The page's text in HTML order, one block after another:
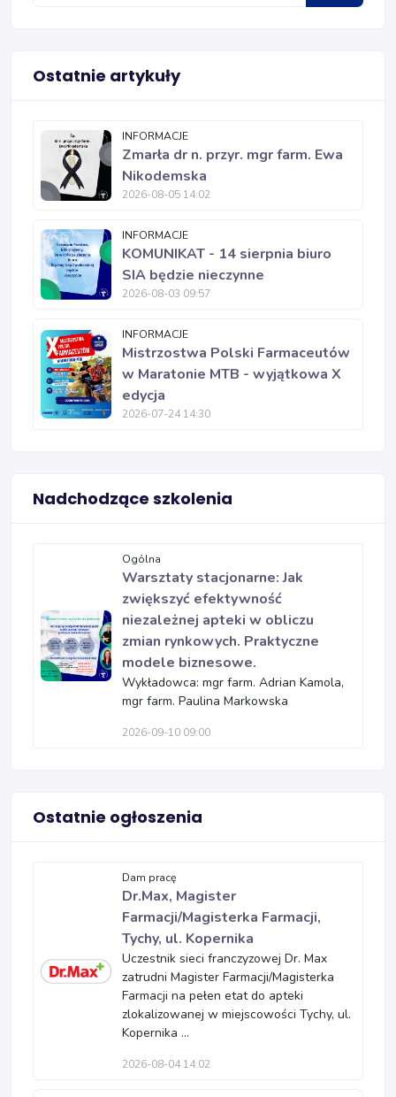
Ostatnie artykuły
INFORMACJE
Zmarła dr n. przyr. mgr farm. Ewa
Nikodemska
2026-08-05 14:02
INFORMACJE
KOMUNIKAT - 14 sierpnia biuro
SIA będzie nieczynne
2026-08-03 09:57
INFORMACJE
Mistrzostwa Polski Farmaceutów
w Maratonie MTB - wyjątkowa X
edycja
2026-07-24 14:30
Nadchodzące szkolenia
Ogólna
Warsztaty stacjonarne: Jak
zwiększyć efektywność
niezależnej apteki w obliczu
zmian rynkowych. Praktyczne
modele biznesowe.
Wykładowca: mgr farm. Adrian Kamola,
mgr farm. Paulina Markowska
2026-09-10 09:00
Ostatnie ogłoszenia
Dam pracę
Dr.Max, Magister
Farmacji/Magisterka Farmacji,
Tychy, ul. Kopernika
Uczestnik sieci franczyzowej Dr. Max
zatrudni Magister Farmacji/Magisterka
Farmacji na pełen etat do apteki
zlokalizowanej w miejscowości Tychy, ul.
Kopernika ...
2026-08-04 14:02